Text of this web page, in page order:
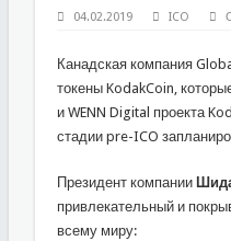
04.02.2019 ICO
Канадская компания
токены KodakCoin,
и WENN Digital проекта
стадии pre-ICO
Президент компании
привлекательный и
всему миру: